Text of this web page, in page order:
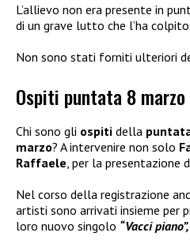
L’allievo non era presente in
di un grave lutto che l’ha colpito.
Non sono stati forniti ulteriori
Ospiti puntata 8
Chi sono gli ospiti della
marzo? A intervenire non solo
Raffaele , per la presentazione
Nel corso della registrazione
artisti sono arrivati insieme per
loro nuovo singolo “Vacci piano”,